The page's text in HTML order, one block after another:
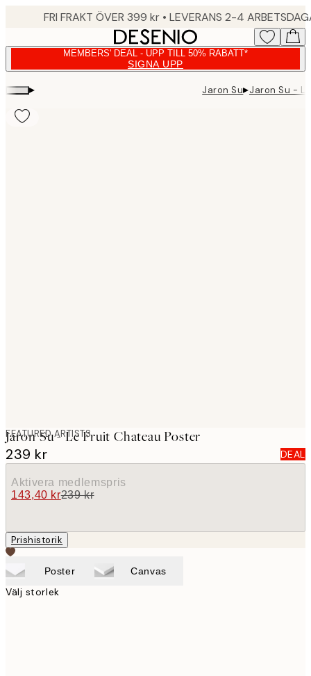
FRI FRAKT ÖVER 399 kr • LEVERANS 2-4
MEMBERS' DEAL - UPP TILL 50% RABATT*
SIGNA UPP
▸ Jaron Su▸Jaron Su -
FEATURED ARTISTS
Jaron Su - Le Fruit Chateau Poster
239 kr DEAL
Aktivera medlemspris
143,40 kr239 kr
Prishistorik
Poster Canvas
Välj storlek